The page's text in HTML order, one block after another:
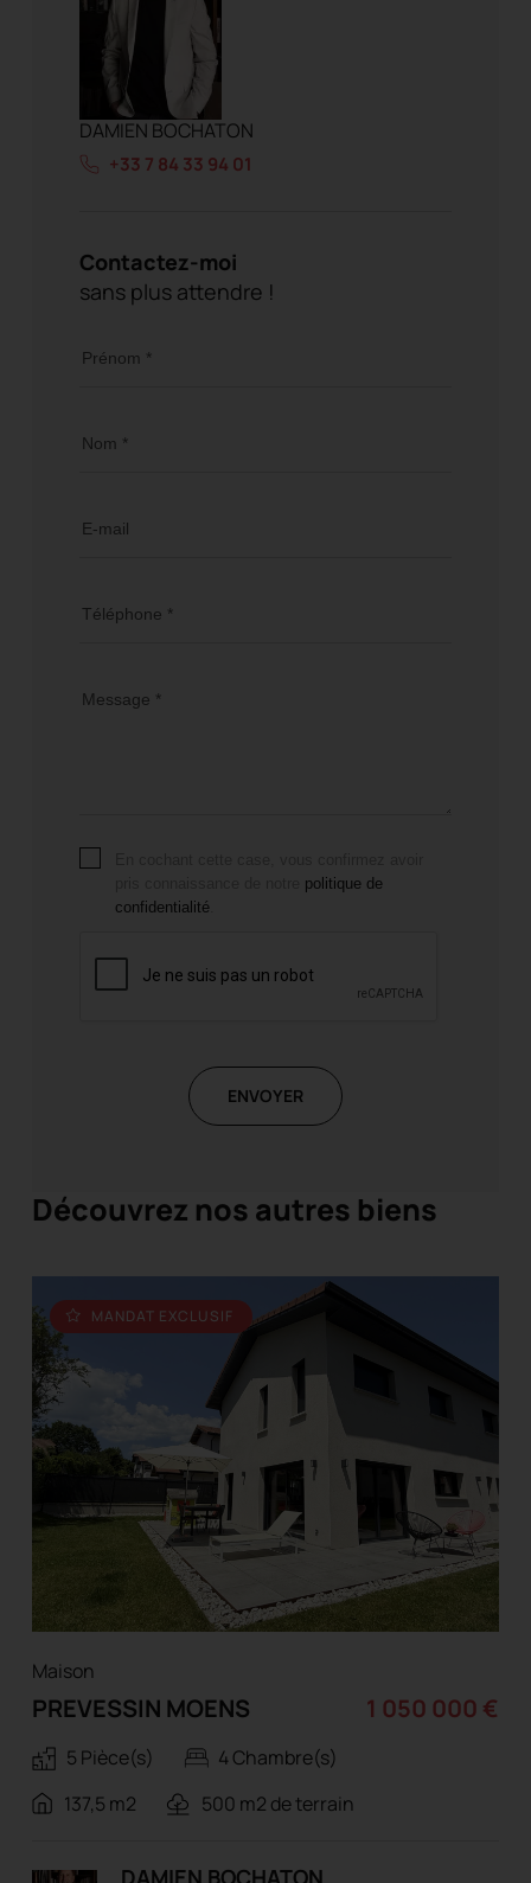
DAMIEN BOCHATON
+33 7 84 33 94 01
Contactez-moi
sans plus attendre !
Prénom *
Nom *
E-mail
Téléphone *
Message *
politique de
confidentialité
ENVOYER
Découvrez nos autres biens
MANDAT EXCLUSIF
Maison
PREVESSIN MOENS 1 050 000 €
5 Pièce(s)
4 Chambre(s)
137,5 m2
500 m2 de terrain
DAMIEN BOCHATON